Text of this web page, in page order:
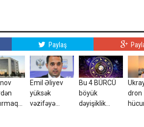
Paylaş
Emil Əliyev
yüksək
vəzifəyə
Bu 4 BÜRCÜ
böyük
dəyişiklik
dron